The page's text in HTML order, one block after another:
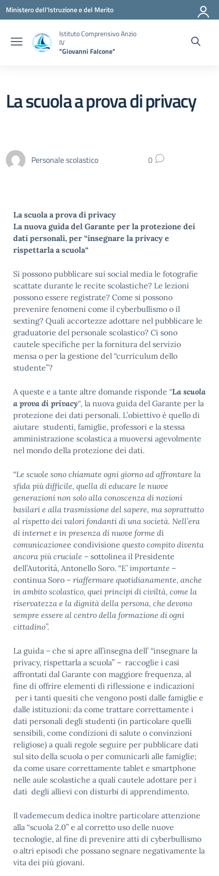
Vai ai contenuti
Vai al menu di navigazione
Vai al footer
Ministero dell'Istruzione e del Merito
Istituto Comprensivo Anzio
IV
"Giovanni Falcone"
La scuola a prova di privacy
Personale scolastico 0
La scuola a prova di privacy
La nuova guida del Garante per la protezione dei
dati personali, per “insegnare la privacy e
rispettarla a scuola“
Si possono pubblicare sui social media le fotografie
scattate durante le recite scolastiche? Le lezioni
possono essere registrate? Come si possono
prevenire fenomeni come il cyberbullismo o il
sexting? Quali accortezze adottare nel pubblicare le
graduatorie del personale scolastico? Ci sono
cautele specifiche per la fornitura del servizio
mensa o per la gestione del “curriculum dello
studente”?
A queste e a tante altre domande risponde “La scuola
a prova di privacy“, la nuova guida del Garante per la
protezione dei dati personali. L’obiettivo è quello di
aiutare studenti, famiglie, professori e la stessa
amministrazione scolastica a muoversi agevolmente
nel mondo della protezione dei dati.
“Le scuole sono chiamate ogni giorno ad affrontare la
sfida più difficile, quella di educare le nuove
generazioni non solo alla conoscenza di nozioni
basilari e alla trasmissione del sapere, ma soprattutto
al rispetto dei valori fondanti di una società. Nell’era
di internet e in presenza di nuove forme di
comunicazionee condivisione questo compito diventa
ancora più cruciale – sottolinea il Presidente
dell’Autorità, Antonello Soro. “E’ importante –
continua Soro – riaffermare quotidianamente, anche
in ambito scolastico, quei principi di civiltà, come la
riservatezza e la dignità della persona, che devono
sempre essere al centro della formazione di ogni
cittadino”.
La guida – che si apre all’insegna dell’ “insegnare la
privacy, rispettarla a scuola” – raccoglie i casi
affrontati dal Garante con maggiore frequenza, al
fine di offrire elementi di riflessione e indicazioni
per i tanti quesiti che vengono posti dalle famiglie e
dalle istituzioni: da come trattare correttamente i
dati personali degli studenti (in particolare quelli
sensibili, come condizioni di salute o convinzioni
religiose) a quali regole seguire per pubblicare dati
sul sito della scuola o per comunicarli alle famiglie;
da come usare correttamente tablet e smartphone
nelle aule scolastiche a quali cautele adottare per i
dati degli allievi con disturbi di apprendimento.
Il vademecum dedica inoltre particolare attenzione
alla “scuola 2.0” e al corretto uso delle nuove
tecnologie, al fine di prevenire atti di cyberbullismo
o altri episodi che possano segnare negativamente la
vita dei più giovani.